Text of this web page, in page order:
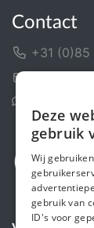
Contact
+31
Deze
gebruik
Wij
gebruik van
ID's voor